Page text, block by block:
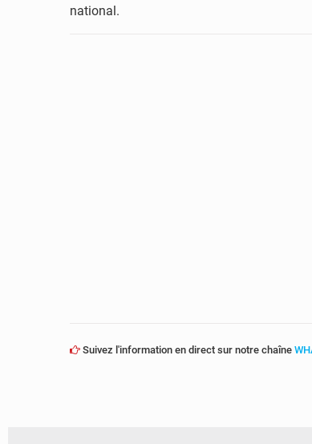
national.
Suivez l'information en direct sur notre chaîne